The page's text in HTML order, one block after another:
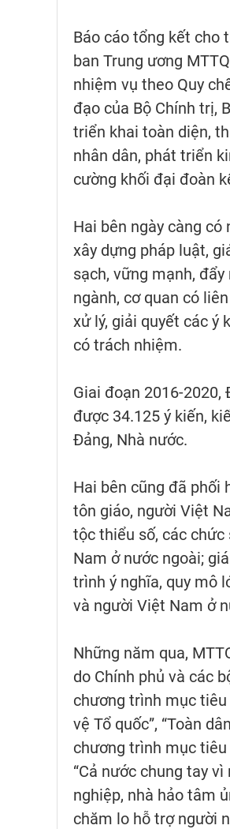
Báo cáo tổng kết cho
ban Trung ương
nhiệm vụ theo Quy
đạo của Bộ Chính trị,
triển khai toàn diện,
nhân dân, phát triển
cường khối đại đoàn
Hai bên ngày càng
xây dựng pháp luật,
sạch, vững mạnh,
ngành, cơ quan có
xử lý, giải quyết các ý
có trách nhiệm.
Giai đoạn 2016-2020,
được 34.125 ý kiến,
Đảng, Nhà nước.
Hai bên cũng đã phối
tôn giáo, người Việt
tộc thiểu số, các chức
Nam ở nước ngoài;
trình ý nghĩa, quy mô
và người Việt Nam ở
Những năm qua,
do Chính phủ và các
chương trình mục
vệ Tổ quốc”, “Toàn
chương trình mục
“Cả nước chung tay
nghiệp, nhà hảo tâm
chăm lo hỗ trợ người